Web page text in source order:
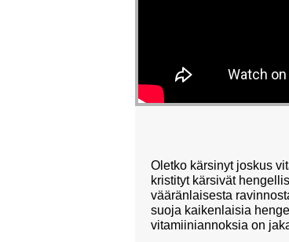
Oletko kärsinyt joskus
kristityt kärsivät
vääränlaisesta
suoja kaikenlaisia
vitamiiniannoksia on